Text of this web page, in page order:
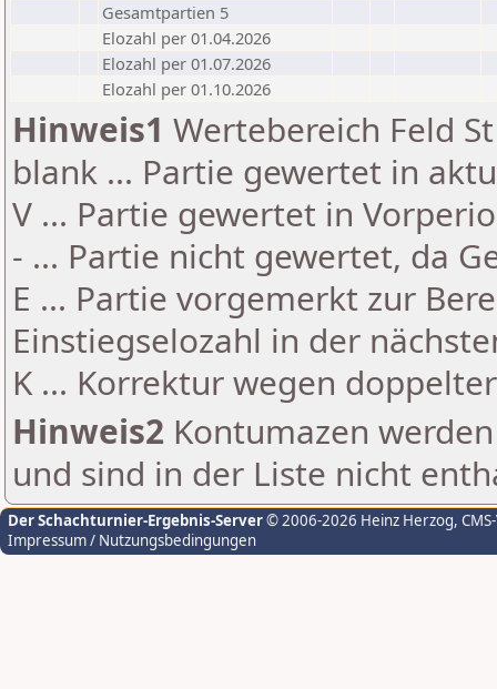
Gesamtpartien 5
Elozahl per 01.04.2026
Elozahl per 01.07.2026
Elozahl per 01.10.2026
Hinweis1 Wertebereich Feld
blank ... Partie gewertet in
V ... Partie gewertet in
- ... Partie nicht gewertet, da
E ... Partie vorgemerkt zur
Einstiegselozahl in der
K ... Korrektur wegen
Hinweis2 Kontumazen
und sind in der Liste nicht
Der Schachturnier-Ergebnis-Server© 2006-2026 Heinz Herzog,
Impressum / Nutzungsbedingungen